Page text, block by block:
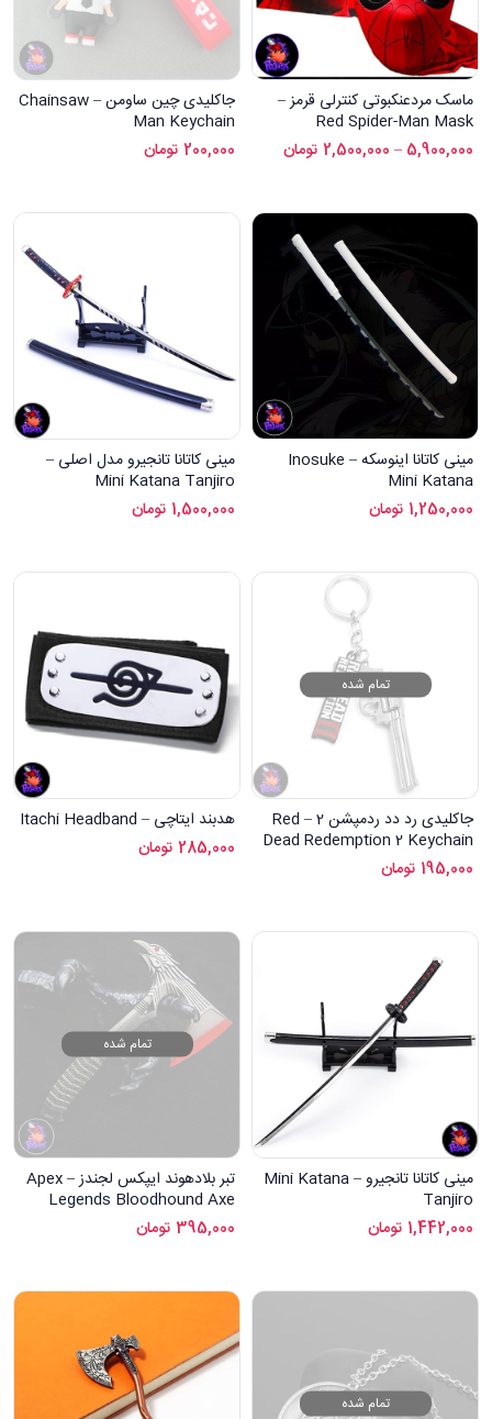
ماسک مردعنکبوتی کنترلی قرمز –
Red Spider-Man Mask
5,900,000
–
2,500,000 تومان
جاکلیدی چین ساومن – Chainsaw
Man Keychain
200,000 تومان
مینی کاتانا اینوسکه – Inosuke
Mini Katana
1,250,000 تومان
مینی کاتانا تانجیرو مدل اصلی –
Mini Katana Tanjiro
1,500,000 تومان
تمام شده
جاکلیدی رد دد ردمپشن 2 – Red
Dead Redemption 2 Keychain
195,000 تومان
هدبند ایتاچی – Itachi Headband
285,000 تومان
مینی کاتانا تانجیرو – Mini Katana
Tanjiro
1,442,000 تومان
تمام شده
تبر بلادهوند ایپکس لجندز – Apex
Legends Bloodhound Axe
395,000 تومان
تمام شده